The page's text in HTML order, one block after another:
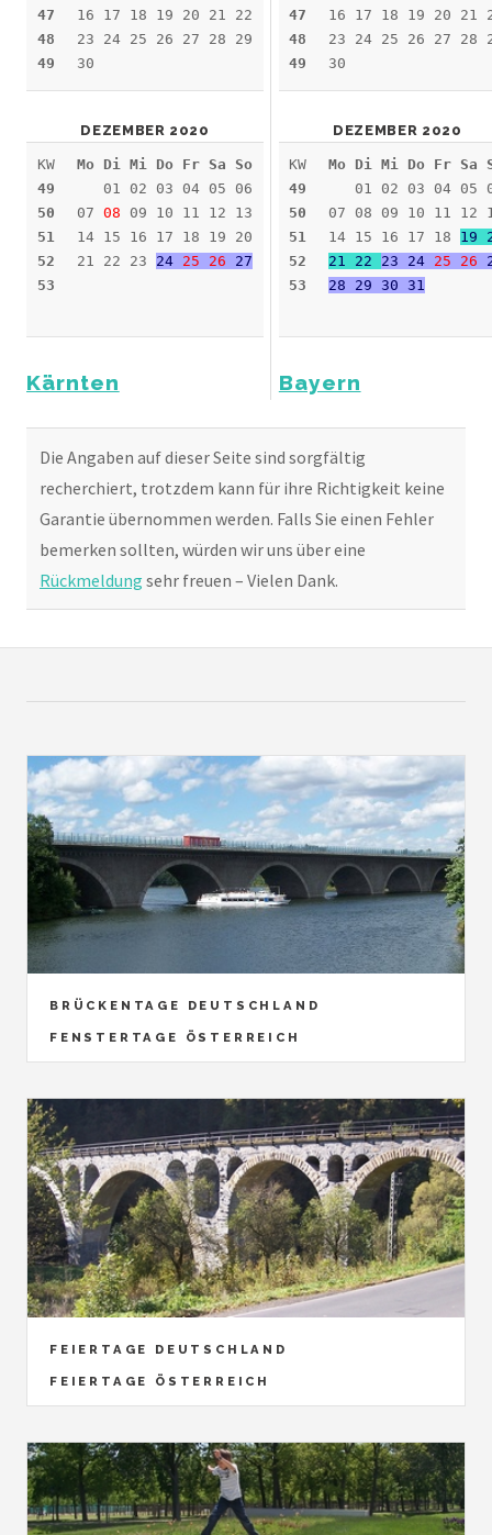
47
48
49
16 17 18 19 20 21 22
23 24 25 26 27 28 29
30
DEZEMBER 2020
KW
49
50
51
52
53
Mo Di Mi Do Fr Sa So
01 02 03 04 05 06
07 08 09 10 11 12 13
14 15 16 17 18 19 20
21 22 23 24 25 26 27
Kärnten
47
48
49
16 17 18 19 20 21
23 24 25 26 27 28
30
DEZEMBER 2020
KW
49
50
51
52
53
Mo Di Mi Do Fr Sa
01 02 03 04 05
07 08 09 10 11 12
14 15 16 17 18 19
21 22 23 24 25 26
28 29 30 31
Bayern
Die Angaben auf dieser Seite sind sorgfältig
recherchiert, trotzdem kann für ihre Richtigkeit keine
Garantie übernommen werden. Falls Sie einen Fehler
bemerken sollten, würden wir uns über eine
Rückmeldung sehr freuen – Vielen Dank.
BRÜCKENTAGE DEUTSCHLAND
FENSTERTAGE ÖSTERREICH
FEIERTAGE DEUTSCHLAND
FEIERTAGE ÖSTERREICH